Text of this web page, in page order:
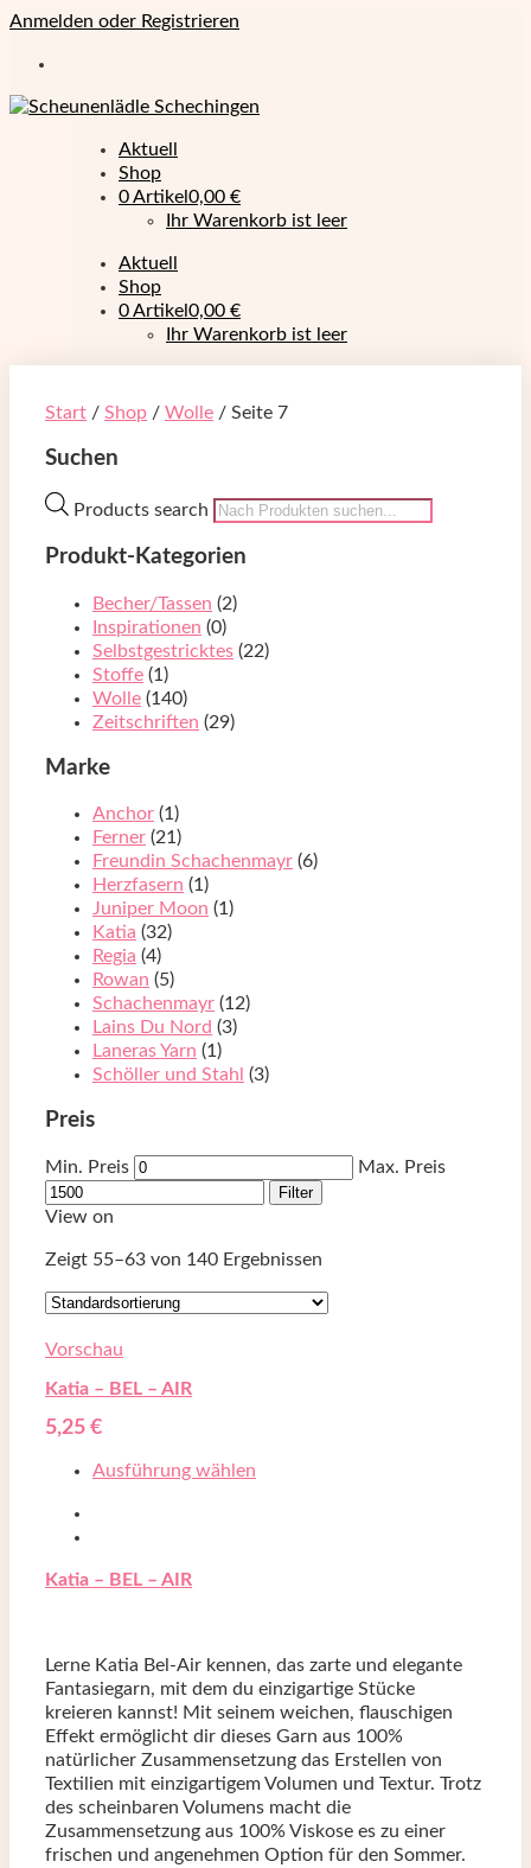
Anmelden oder Registrieren
Aktuell
Shop
0 Artikel 0,00 €
Ihr Warenkorb ist leer
Aktuell
Shop
0 Artikel 0,00 €
Ihr Warenkorb ist leer
Start / Shop / Wolle / Seite 7
Suchen
Products search
Produkt-Kategorien
Becher/Tassen (2)
Inspirationen (0)
Selbstgestricktes (22)
Stoffe (1)
Wolle (140)
Zeitschriften (29)
Marke
Anchor (1)
Ferner (21)
Freundin Schachenmayr (6)
Herzfasern (1)
Juniper Moon (1)
Katia (32)
Regia (4)
Rowan (5)
Schachenmayr (12)
Lains Du Nord (3)
Laneras Yarn (1)
Schöller und Stahl (3)
Preis
Min. Preis Max. Preis
Filter
View on
Zeigt 55–63 von 140 Ergebnissen
Vorschau
Katia – BEL – AIR
5,25 €
Ausführung wählen
Katia – BEL – AIR
Lerne Katia Bel-Air kennen, das zarte und elegante
Fantasiegarn, mit dem du einzigartige Stücke
kreieren kannst! Mit seinem weichen, flauschigen
Effekt ermöglicht dir dieses Garn aus 100%
natürlicher Zusammensetzung das Erstellen von
Textilien mit einzigartigem Volumen und Textur. Trotz
des scheinbaren Volumens macht die
Zusammensetzung aus 100% Viskose es zu einer
frischen und angenehmen Option für den Sommer.